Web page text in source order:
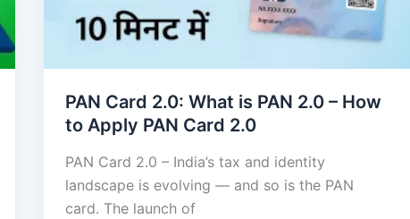
PAN Card 2.0: What is PAN 2.0 – How
to Apply PAN Card 2.0
PAN Card 2.0 – India’s tax and identity
landscape is evolving — and so is the PAN
card. The launch of